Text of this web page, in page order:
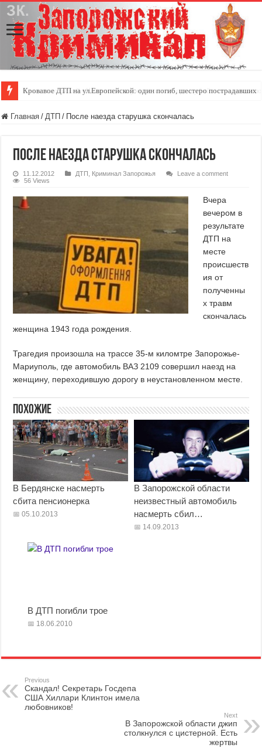
Кровавое ДТП на ул.Европейской: один погиб, шестеро пострадавших
Главная / ДТП / После наезда старушка скончалась
После наезда старушка скончалась
11.12.2012 ДТП Криминал Запорожья
Leave a comment
56 Views
Вчера
вечером в
результате
ДТП на
месте
происшеств
ия от
полученны
х травм
скончалась
женщина 1943 года рождения.
Трагедия произошла на трассе 35-м киломтре Запорожье-
Мариуполь, где автомобиль ВАЗ 2109 совершил наезд на
женщину, переходившую дорогу в неустановленном месте.
Похожие
В Бердянске насмерть
сбита пенсионерка
05.10.2013
В Запорожской области
неизвестный автомобиль
насмерть сбил…
14.09.2013
В ДТП погибли трое
18.06.2010
Previous
Скандал! Секретарь Госдепа
США Хиллари Клинтон имела
любовников!
Next
В Запорожской области джип
столкнулся с цистерной. Есть
жертвы